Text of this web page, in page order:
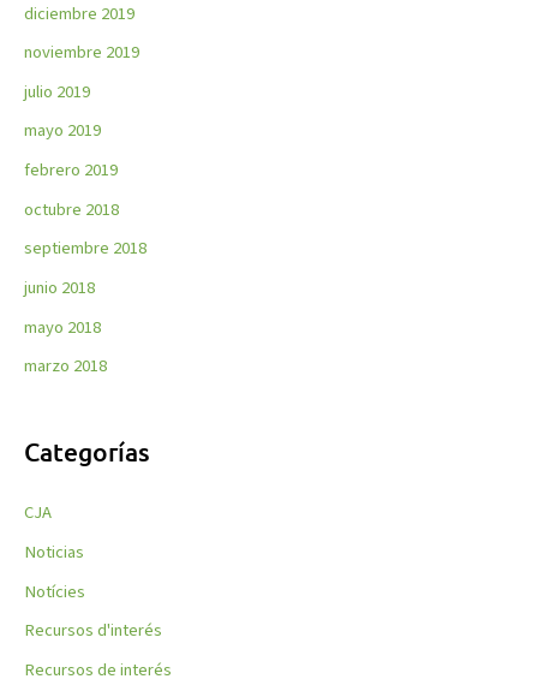
diciembre 2019
noviembre 2019
julio 2019
mayo 2019
febrero 2019
octubre 2018
septiembre 2018
junio 2018
mayo 2018
marzo 2018
Categorías
CJA
Noticias
Notícies
Recursos d'interés
Recursos de interés